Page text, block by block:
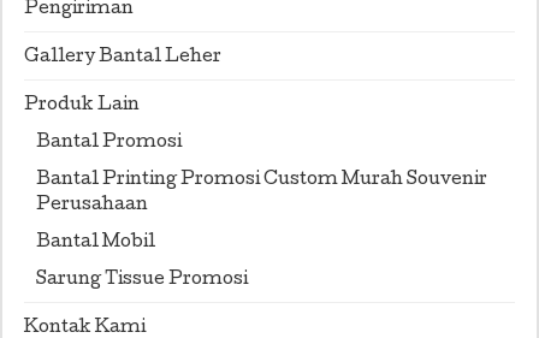
Pengiriman
Gallery Bantal Leher
Produk Lain
Bantal Promosi
Bantal Printing Promosi Custom Murah Souvenir
Perusahaan
Bantal Mobil
Sarung Tissue Promosi
Kontak Kami